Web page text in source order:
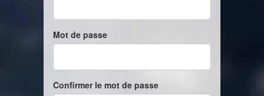
Mot de passe
Confirmer le mot de passe